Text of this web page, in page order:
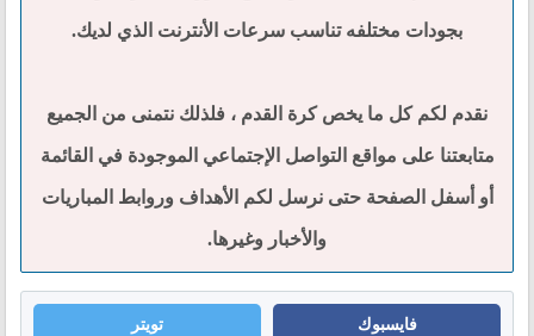
بجودات مختلفه تناسب سرعات الأنترنت الذي لديك.
نقدم لكم كل ما يخص كرة القدم ، فلذلك نتمنى من الجميع
متابعتنا على مواقع التواصل الإجتماعي الموجودة في القائمة
أو أسفل الصفحة حتى نرسل لكم الأهداف وروابط المباريات
والأخبار وغيرها.
فايسبوك تويتر